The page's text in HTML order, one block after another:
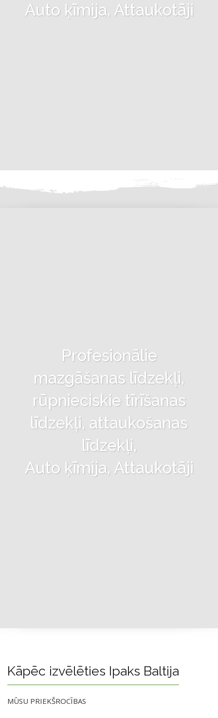
Auto ķīmija, Attaukotāji
Profesionālie
mazgāšanas līdzekļi,
rūpnieciskie tīrīšanas
līdzekļi, attaukošanas
līdzekļi,
Auto ķīmija, Attaukotāji
Kāpēc izvēlēties Ipaks Baltija
MŪSU PRIEKŠROCĪBAS